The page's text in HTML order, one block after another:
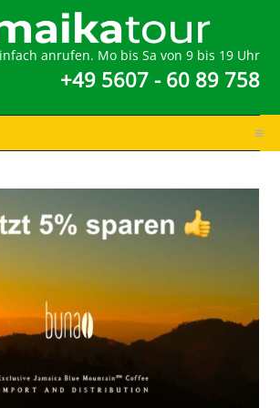
anrufen. Mo bis Sa von 9 bis 19 Uhr
+49 5607 - 60 89 758